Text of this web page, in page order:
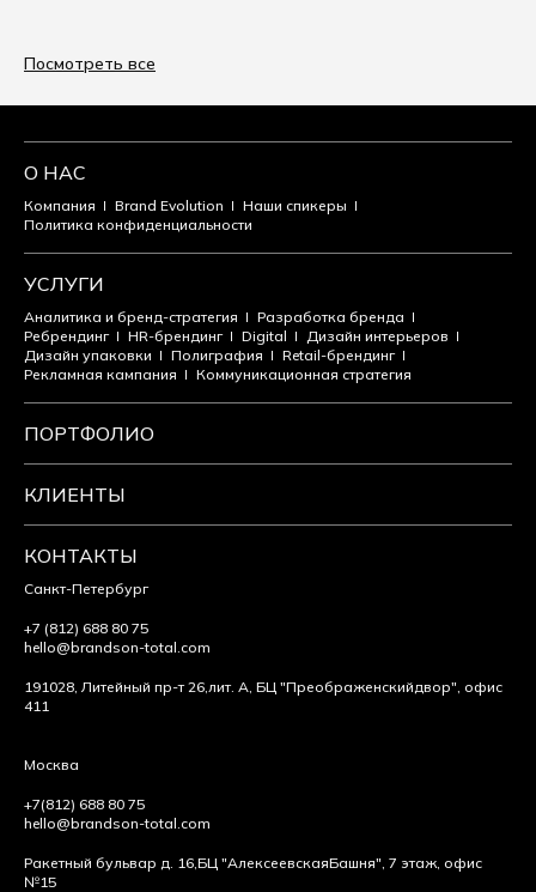
Посмотреть все
О НАС
Компания Brand Evolution
Наши спикеры
Политика конфиденциальности
УСЛУГИ
Аналитика и бренд-стратегия
Разработка бренда
Ребрендинг
HR-брендинг Digital
Дизайн интерьеров
Дизайн упаковки
Полиграфия
Retail-брендинг
Рекламная кампания
Коммуникационная стратегия
ПОРТФОЛИО
КЛИЕНТЫ
КОНТАКТЫ
Санкт-Петербург
+7 (812) 688 80 75
hello@brandson-total.com
191028, Литейный пр-т 26,лит. А, БЦ "Преображенскийдвор", офис
411
Москва
+7(812) 688 80 75
hello@brandson-total.com
Ракетный бульвар д. 16,БЦ "АлексеевскаяБашня", 7 этаж, офис
№15